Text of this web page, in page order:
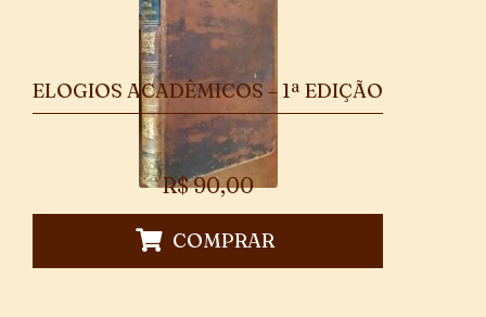
ELOGIOS ACADÊMICOS – 1ª EDIÇÃO
R$90,00
COMPRAR